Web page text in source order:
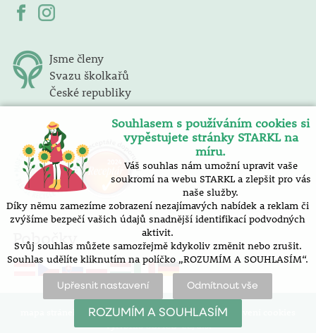
Jsme členy
Svazu školkařů
České republiky
Pobočky
prohlášení o přístupnosti |
nastavení cookies
Vytvořilo SOFICO-CZ, a.s.
Souhlasem s používáním cookies si
vypěstujete stránky STARKL na
míru.
Váš souhlas nám umožní upravit vaše
soukromí na webu STARKL a zlepšit pro vás
naše služby.
Díky němu zamezíme zobrazení nezajímavých nabídek a reklam či
zvýšíme bezpečí vašich údajů snadnější identifikací podvodných
aktivit.
Svůj souhlas můžete samozřejmě kdykoliv změnit nebo zrušit.
Souhlas udělíte kliknutím na políčko „ROZUMÍM A SOUHLASÍM“.
Upřesnit nastavení Odmítnout vše
ROZUMÍM A SOUHLASÍM